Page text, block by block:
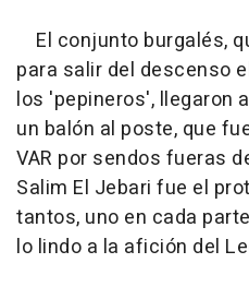
El conjunto burgalés,
para salir del descenso
los 'pepineros', llegaron
un balón al poste, que
VAR por sendos fueras
Salim El Jebari fue el
tantos, uno en cada
lo lindo a la afición del